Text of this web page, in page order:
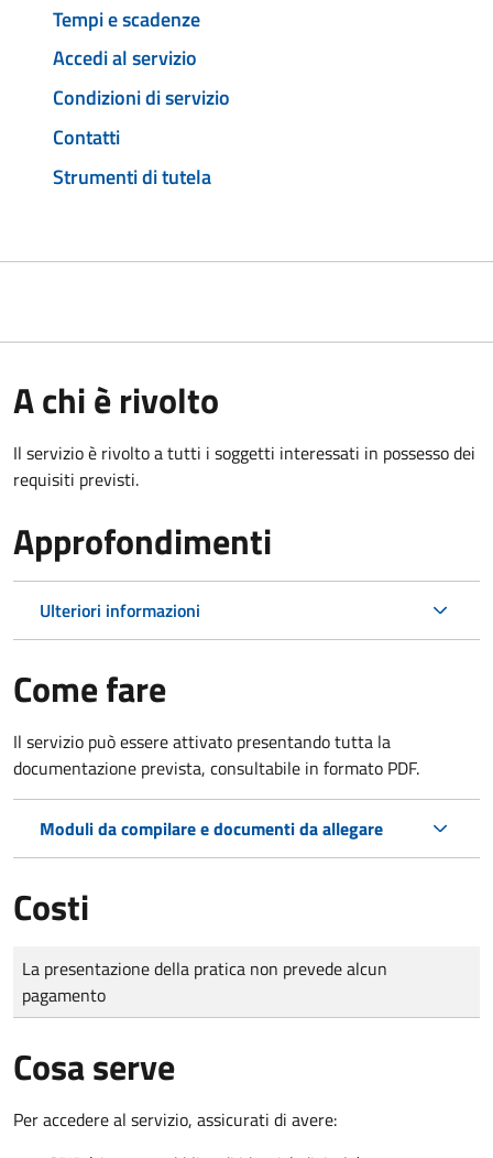
Tempi e scadenze
Accedi al servizio
Condizioni di servizio
Contatti
Strumenti di tutela
A chi è rivolto
Il servizio è rivolto a tutti i soggetti interessati in possesso dei
requisiti previsti.
Approfondimenti
Ulteriori informazioni
Come fare
Il servizio può essere attivato presentando tutta la
documentazione prevista, consultabile in formato PDF.
Moduli da compilare e documenti da allegare
Costi
Tipo di pagamento
Importo
La presentazione della pratica non prevede alcun
pagamento
Cosa serve
Per accedere al servizio, assicurati di avere: